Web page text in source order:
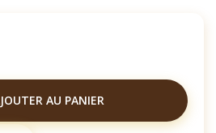
AU PANIER